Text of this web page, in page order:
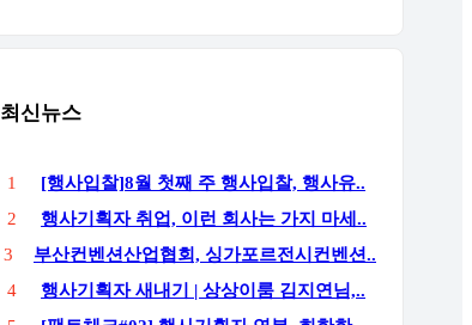
최신뉴스
1
[행사입찰]8월 첫째 주 행사입찰, 행사유..
2
행사기획자 취업, 이런 회사는 가지 마세..
3
부산컨벤션산업협회, 싱가포르전시컨벤션..
4
행사기획자 새내기 | 상상이룸 김지연님,..